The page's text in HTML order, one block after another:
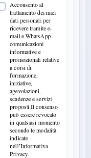
Acconsento al
trattamento dei miei
dati personali per
ricevere tramite e-
mail e WhatsApp
comunicazioni
informative e
promozionali relative
a corsi di
formazione,
iniziative,
agevolazioni,
scadenze e servizi
proposti.Il consenso
può essere revocato
in qualsiasi momento
secondo le modalità
indicate
nell’Informativa
Privacy.